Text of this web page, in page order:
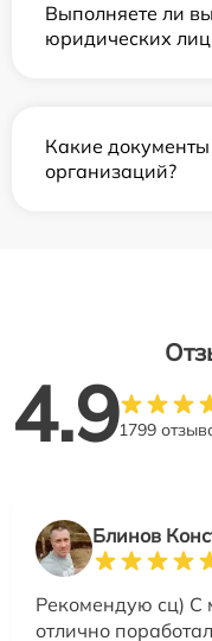
Выполняете ли
юридических
Какие
организаций?
4.91799
Блинов
Рекомендую сц) С
отлично